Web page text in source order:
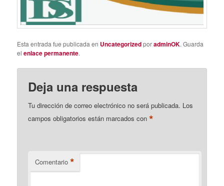
Esta entrada fue publicada en UncategorizedporadminOK. Guarda
elenlace permanente.
Deja una respuesta
Tu dirección de correo electrónico no será publicada. Los
campos obligatorios están marcados con*
Comentario *